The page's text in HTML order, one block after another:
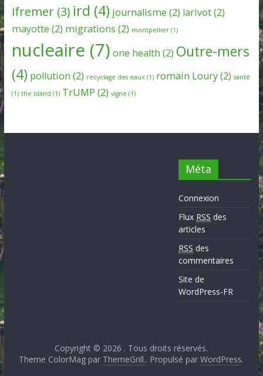
ifremer(3) ird (4) journalisme (2) larivot(2)
mayotte (2) migrations (2) montpellier(1)
nucleaire (7) one health (2) Outre-mers
(4) pollution (2) recyclage des eaux (1) romain Loury(2) santé
(1) the island (1) TrUMP (2) vigne (1)
Méta
Connexion
Flux RSS des
articles
RSS des
commentaires
Site de
WordPress-FR
Copyright © 2026 . Tous droits réservés.
Theme ColorMag par ThemeGrill.. Propulsé parWordPress.